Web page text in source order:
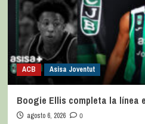
ACB Asisa Joventut
Boogie Ellis completa la línea
agosto 6, 2026 0